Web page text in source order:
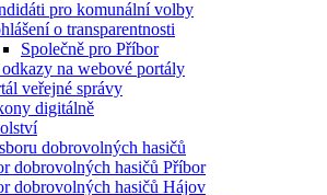
pro komunální volby
o transparentnosti
Společně pro Příbor
na webové portály
veřejné správy
digitálně
dobrovolných hasičů
dobrovolných hasičů Příbor
dobrovolných hasičů Hájov